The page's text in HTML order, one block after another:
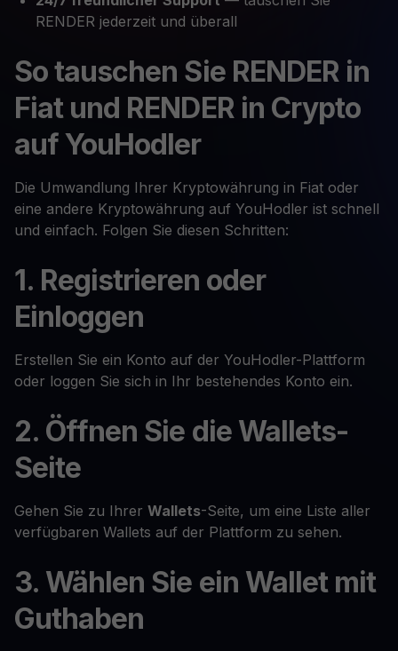
RENDER jederzeit und überall
So tauschen Sie RENDER in
Fiat und RENDER in Crypto
auf YouHodler
Die Umwandlung Ihrer Kryptowährung in Fiat oder
eine andere Kryptowährung auf YouHodler ist schnell
und einfach. Folgen Sie diesen Schritten:
1. Registrieren oder
Einloggen
Erstellen Sie ein Konto auf der YouHodler-Plattform
oder loggen Sie sich in Ihr bestehendes Konto ein.
2. Öffnen Sie die Wallets-
Seite
Gehen Sie zu Ihrer Wallets-Seite, um eine Liste aller
verfügbaren Wallets auf der Plattform zu sehen.
3. Wählen Sie ein Wallet mit
Guthaben